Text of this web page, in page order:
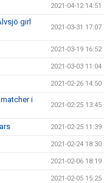
2021-04-12 14:51
girl
2021-03-31 17:07
2021-03-19 16:52
2021-03-03 11:04
2021-02-26 14:50
i
2021-02-25 13:45
2021-02-25 11:39
2021-02-24 18:30
2021-02-06 18:19
2021-02-05 15:25